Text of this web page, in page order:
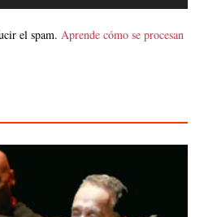
el spam. Aprende cómo se procesan